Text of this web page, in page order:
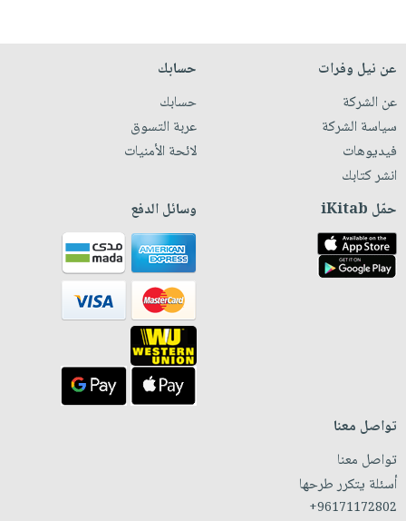
عن نيل وفرات
عن الشركة
سياسة الشركة
فيديوهات
انشر كتابك
حسابك
حسابك
عربة التسوق
لائحة الأمنيات
حمّل iKitab وسائل الدفع
تواصل معنا
تواصل معنا
أسئلة يتكرر طرحها
+96171172802